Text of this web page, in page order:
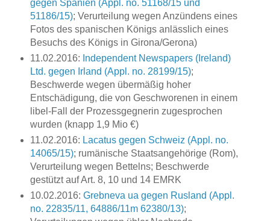
gegen Spanien (Appl. no. 51168/15 und
51186/15); Verurteilung wegen Anzündens eines
Fotos des spanischen Königs anlässlich eines
Besuchs des Königs in Girona/Gerona)
11.02.2016: Independent Newspapers (Ireland)
Ltd. gegen Irland (Appl. no. 28199/15);
Beschwerde wegen übermäßig hoher
Entschädigung, die von Geschworenen in einem
libel-Fall der Prozessgegnerin zugesprochen
wurden (knapp 1,9 Mio €)
11.02.2016: Lacatus gegen Schweiz (Appl. no.
14065/15); rumänische Staatsangehörige (Rom),
Verurteilung wegen Bettelns; Beschwerde
gestützt auf Art. 8, 10 und 14 EMRK
10.02.2016: Grebneva ua gegen Rusland (Appl.
no. 22835/11, 64886/11m 62380/13);